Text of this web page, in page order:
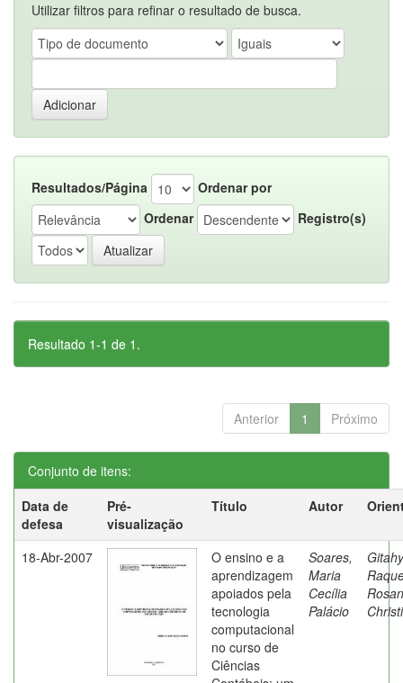
Utilizar filtros para refinar o resultado de busca.
Resultados/Página
Ordenar por
Ordenar
Registro(s)
Resultado 1-1 de 1.
Anterior 1 Próximo
Conjunto de itens:
Data de
defesa
Pré-
visualização
Título Autor
18-Abr-2007
O ensino e a
aprendizagem
apoiados pela
tecnologia
computacional
no curso de
Ciências
Soares,
Maria
Cecília
Palácio
Rosan